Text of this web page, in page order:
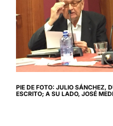
PIE DE FOTO: JULIO SÁNCHEZ,
ESCRITO; A SU LADO, JOSÉ